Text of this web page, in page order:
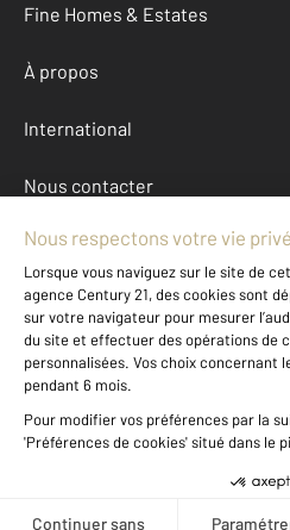
Fine Homes & Estates
À propos
International
Nous contacter
Mentions légales & CGU
Données
Gestionnaire